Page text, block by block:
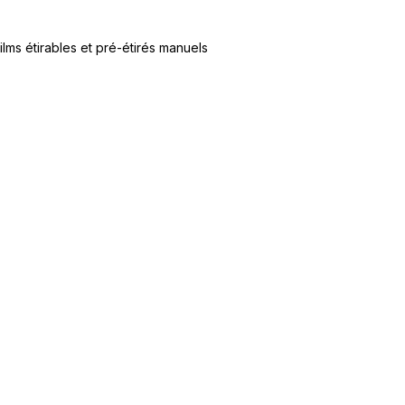
étirables et pré-étirés manuels